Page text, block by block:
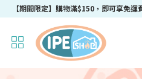
成為IPEshop會員，新會員即可獲得迎